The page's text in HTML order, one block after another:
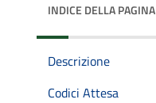
INDICE DELLA PAGINA
Descrizione
Codici Attesa